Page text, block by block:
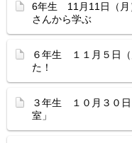
6年生 11月11日（月
さんから学ぶ
６年生 １１月５日（
た！
３年生 １０月３０日
室」